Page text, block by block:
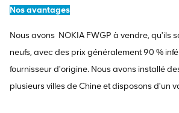
Nos avantages
Nous avons NOKIA FWGP à vendre, qu'ils
neufs, avec des prix généralement 90 %
fournisseur d'origine. Nous avons installé
plusieurs villes de Chine et disposons d'un